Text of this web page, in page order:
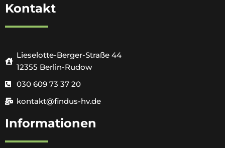
Kontakt
Lieselotte-Berger-Straße 44
12355 Berlin-Rudow
030 609 73 37 20
kontakt@findus-hv.de
Informationen